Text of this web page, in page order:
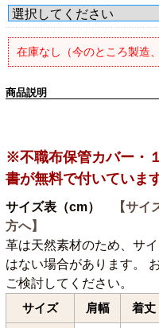
在庫なし（今のところ製造
商品説明
※不職布保管カバー・
書が無料で付いていま
サイズ表（cm）
【サ
方へ】
革は天然素材のため、サ
はない場合があります。
ご検討してください。
サイズ 肩幅 着丈